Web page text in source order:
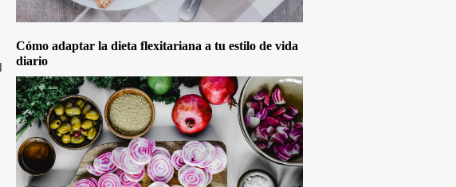
Cómo adaptar la dieta flexitariana a tu estilo de vida
diario